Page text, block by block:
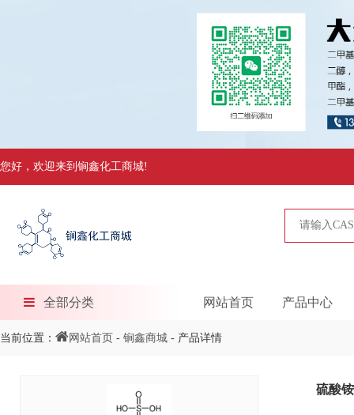
您好，欢迎来到锏鑫化工商城!
全部分类 网站首页 产品中心
当前位置： 网站首页 - 锏鑫商城 - 产品详情
硫酸